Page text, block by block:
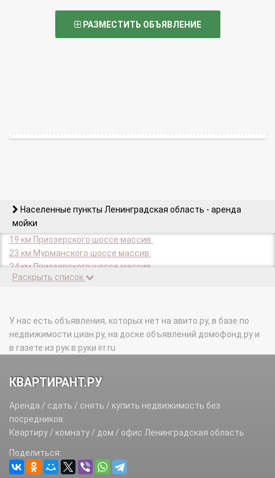
РАЗМЕСТИТЬ ОБЪЯВЛЕНИЕ
Населенные пункты Ленинградская область - аренда
мойки
19 км Приозерского шоссе массив.
23 км Мурманского шоссе массив.
24 км Приозерского шоссе массив.
25 км автодороги Матокса массив.
34 км массив.
34 км Приозерского шоссе тер.
36 км массив.
37 км Выборгского шоссе тер.
38 км Выборгского шоссе массив.
38 км Выборгского шоссе Юкки массив.
39 км Выборгского шоссе Юкки массив.
39 км Мурманского шоссе массив.
41 км Выборгского шоссе массив.
45 км Автодороги Санкт-Петербург-Псков массив.
Раскрыть список
У нас есть объявления, которых нет на авито.ру, в базе по
недвижимости циан.ру, на доске объявлений домофонд.ру и
в газете из рук в руки irr.ru
КВАРТИРАНТ.РУ
Аренда / сдать / снять / купить недвижимость без
посредников.
Квартиру / комнату / дом / офис Ленинградская область
Поделиться: